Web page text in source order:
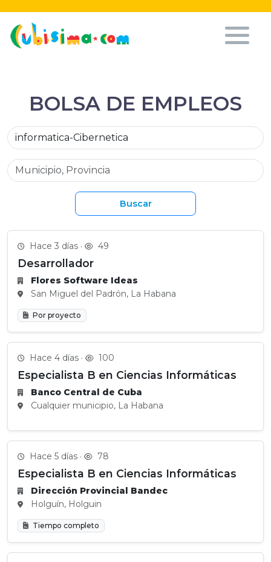
BOLSA DE EMPLEOS
Buscar
Hace 3 días · 49
Desarrollador
Flores Software Ideas
San Miguel del Padrón, La Habana
Por proyecto
Hace 4 días · 100
Especialista B en Ciencias Informáticas
Banco Central de Cuba
Cualquier municipio, La Habana
Hace 5 días · 78
Especialista B en Ciencias Informáticas
Dirección Provincial Bandec
Holguín, Holguin
Tiempo completo